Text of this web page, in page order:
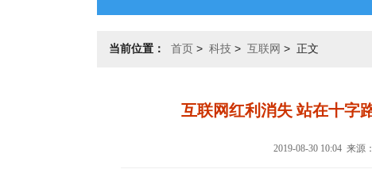
当前位置： 首页 > 科技 > 互联网 > 正文
互联网红利消失 站在十字
2019-08-30 10:04 来源